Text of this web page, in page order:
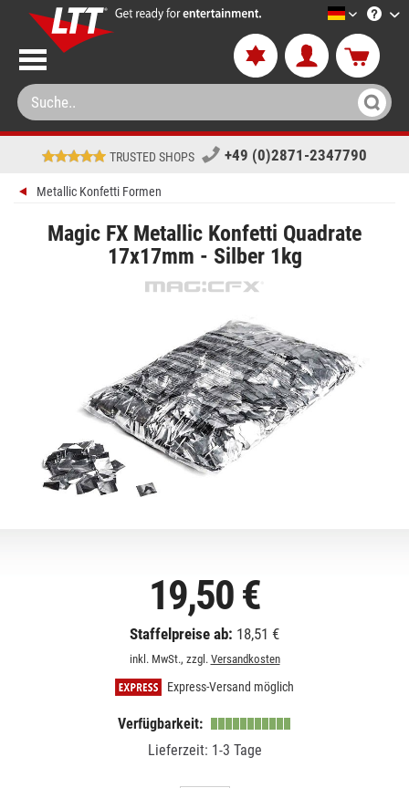
LTT-
TRUSTED SHOPS +49 (0)2871-2347790
Metallic Konfetti Formen
Magic FX Metallic Konfetti Quadrate
17x17mm - Silber 1kg
19,50 €
Staffelpreise ab: 18,51 €
inkl. MwSt., zzgl. Versandkosten
Express-Versand möglich
Verfügbarkeit:
Lieferzeit: 1-3 Tage